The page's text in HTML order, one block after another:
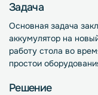
Задача
Основная задача
аккумулятор на
работу стола во
простои
Решение